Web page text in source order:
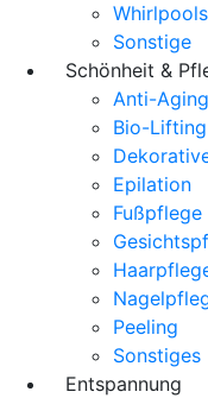
Whirlpools
Sonstige
Schönheit &
Anti-Aging
Bio-Lifting
Epilation
Fußpflege
Peeling
Sonstiges
Entspannung